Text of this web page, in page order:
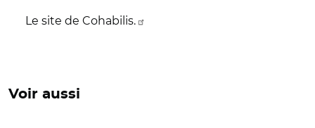
Le site de Cohabilis.
Voir aussi